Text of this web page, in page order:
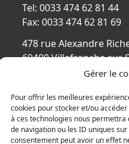
Gérer le
Pour offrir les meilleures
cookies pour stocker et/ou
à ces technologies nous
de navigation ou les ID uniques
consentement peut avoir un effet
Tel: 0033 474 62 81 44
Fax: 0033 474 62 81 69
478 rue Alexandre
69400 Villefranche sur
Access map